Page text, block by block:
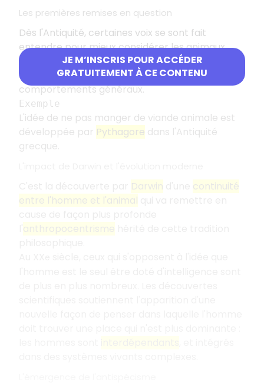
JE M’INSCRIS POUR ACCÉDER
GRATUITEMENT À CE CONTENU
Les premières remises en question
Dès l'Antiquité, certaines voix se sont fait
entendre pour mieux considérer les animaux,
reprochant à l'homme sa cruauté envers eux,
dans le domaine de la nourriture ou de nos
comportements généraux.
Exemple
L'idée de ne pas manger de viande animale est
développée par Pythagore dans l'Antiquité
grecque.
Darwin
continuité
entre l'homme et l'animal